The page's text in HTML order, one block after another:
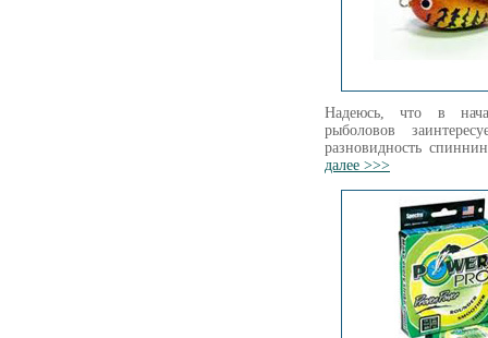
Надеюсь, что в
рыболовов
разновидность
далее >>>